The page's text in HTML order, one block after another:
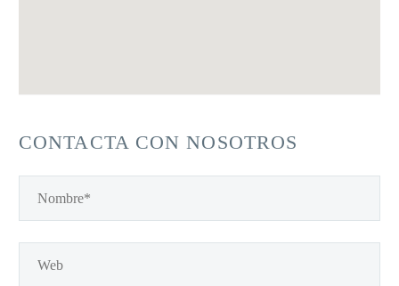
CONTACTA CON NOSOTROS